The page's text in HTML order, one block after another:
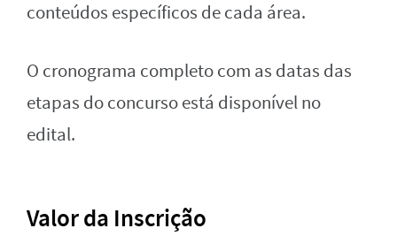
conteúdos específicos de cada área.
O cronograma completo com as datas das
etapas do concurso está disponível no
edital.
Valor da Inscrição